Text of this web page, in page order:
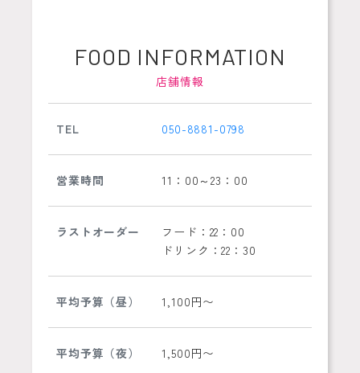
FOOD INFORMATION
店舗情報
TEL 050-8881-0798
営業時間 11：00～23：00
ラストオーダー
フード：22：00
ドリンク：22：30
平均予算（昼） 1,100円〜
平均予算（夜） 1,500円〜